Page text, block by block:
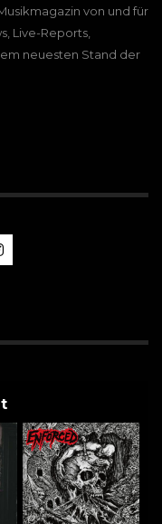
von und für
Live-Reports,
neuesten Stand der